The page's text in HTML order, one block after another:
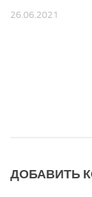
26.06.2021
ДОБАВИТЬ